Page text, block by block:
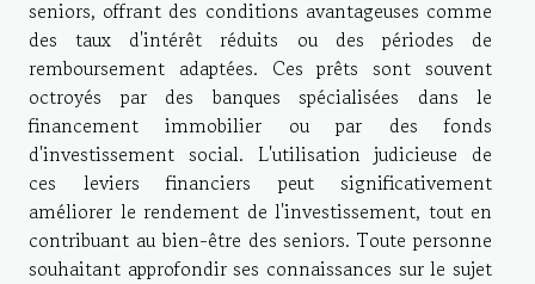
seniors, offrant des conditions avantageuses comme
des taux d'intérêt réduits ou des périodes de
remboursement adaptées. Ces prêts sont souvent
octroyés par des banques spécialisées dans le
financement immobilier ou par des fonds
d'investissement social. L'utilisation judicieuse de
ces leviers financiers peut significativement
améliorer le rendement de l'investissement, tout en
contribuant au bien-être des seniors. Toute personne
souhaitant approfondir ses connaissances sur le sujet